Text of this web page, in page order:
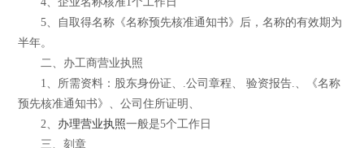
5、自取得名称《名称预先核准通知书》后，名称的有效期为
半年。
二、办工商营业执照
1、所需资料：股东身份证、.公司章程、 验资报告.、《名称
预先核准通知书》、公司住所证明、
2、 办理营业执照一般是5个工作日
三、刻章